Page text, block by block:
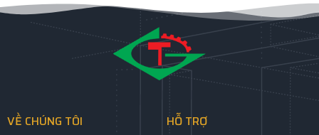
VỀ CHÚNG TÔI HỖ TRỢ